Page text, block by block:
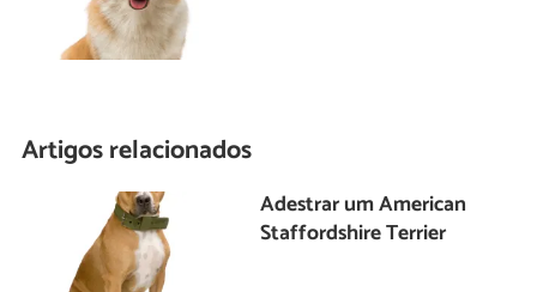
Artigos relacionados
Adestrar um American
Staffordshire Terrier